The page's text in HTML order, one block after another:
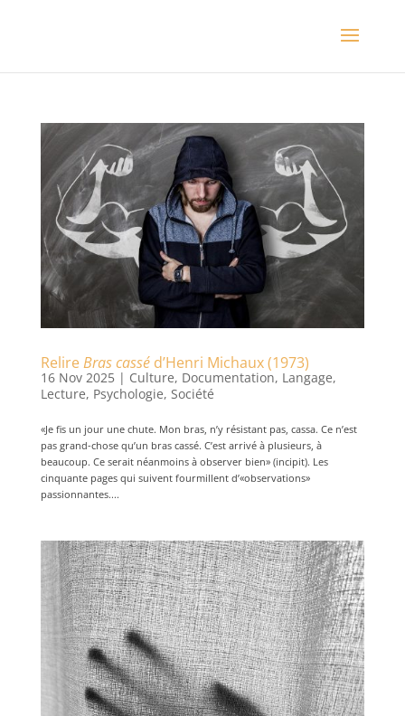
RelireBras casséd’Henri Michaux (1973)
16 Nov 2025| Culture, Documentation, Langage,
Lecture, Psychologie, Société
«Je fis un jour une chute. Mon bras, n’y résistant pas, cassa. Ce n’est
pas grand-chose qu’un bras cassé. C’est arrivé à plusieurs, à
beaucoup. Ce serait néanmoins à observer bien» (incipit). Les
cinquante pages qui suivent fourmillent d’«observations»
passionnantes....